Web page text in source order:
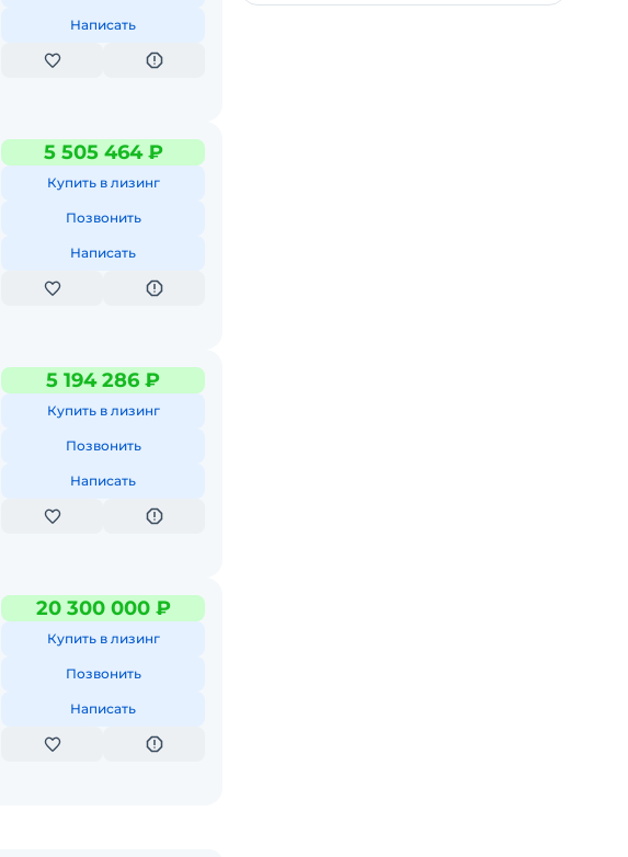
Написать
5 505 464 ₽
Купить в лизинг
Позвонить
Написать
5 194 286 ₽
Купить в лизинг
Позвонить
Написать
20 300 000 ₽
Купить в лизинг
Позвонить
Написать